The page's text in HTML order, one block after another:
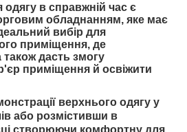
одягу в справжній час є
обладнанням, яке має
вибір для
приміщення, де
також дасть змогу
приміщення й освіжити
верхнього одягу у
або розмістивши в